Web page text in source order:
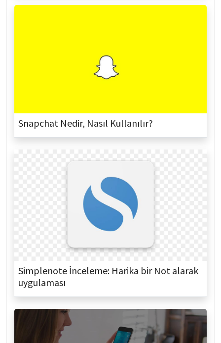
Snapchat Nedir, Nasıl Kullanılır?
Simplenote İnceleme: Harika bir Not alarak
uygulaması